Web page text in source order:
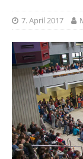
7. April 2017